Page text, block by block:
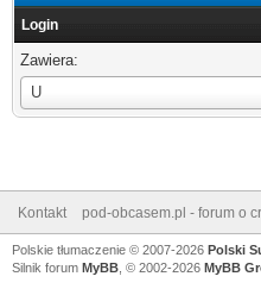
Login
Zawiera:
U
Login
Kontakt pod-obcasem.pl - forum o
Polskie tłumaczenie © 2007-2026 Polski
Silnik forum MyBB , © 2002-2026 MyBB